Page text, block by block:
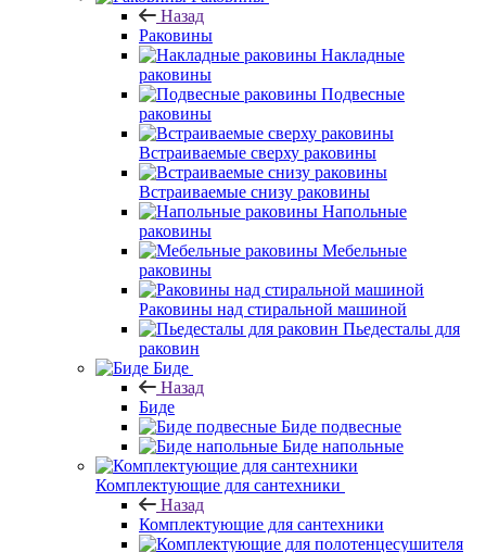
Назад
Раковины
Накладные
раковины
Подвесные
раковины
Встраиваемые сверху раковины
Встраиваемые снизу раковины
Напольные
раковины
Мебельные
раковины
Раковины над стиральной машиной
Пьедесталы для
раковин
Биде
Назад
Биде
Биде подвесные
Биде напольные
Комплектующие для сантехники
Назад
Комплектующие для сантехники